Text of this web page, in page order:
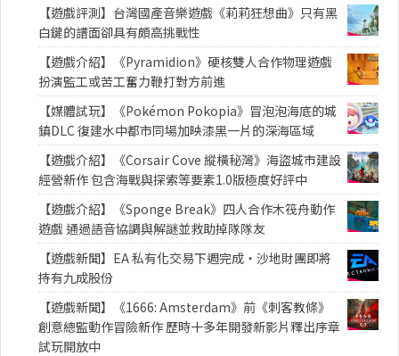
【遊戲評測】台灣國產音樂遊戲《莉莉狂想曲》只有黑
白鍵的譜面卻具有頗高挑戰性
【遊戲介紹】《Pyramidion》硬核雙人合作物理遊戲
扮演監工或苦工奮力鞭打對方前進
【媒體試玩】《Pokémon Pokopia》冒泡泡海底的城
鎮DLC 復建水中都市同場加映漆黑一片的深海區域
【遊戲介紹】《Corsair Cove 縱橫秘灣》海盜城市建設
經營新作 包含海戰與探索等要素1.0版極度好評中
【遊戲介紹】《Sponge Break》四人合作木筏舟動作
遊戲 通過語音協調與解謎並救助掉隊隊友
【遊戲新聞】EA 私有化交易下週完成・沙地財團即將
持有九成股份
【遊戲新聞】《1666: Amsterdam》前《刺客教條》
創意總監動作冒險新作 歷時十多年開發新影片釋出序章
試玩開放中